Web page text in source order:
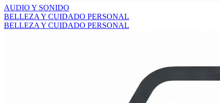
AUDIO Y SONIDO
BELLEZA Y CUIDADO PERSONAL
BELLEZA Y CUIDADO PERSONAL